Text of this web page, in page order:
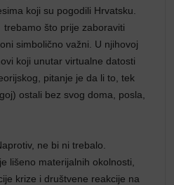
koji su pogodili Hrvatsku.
što prije zaboraviti
simbolično važni. U njihovoj
koji unutar virtualne datosti
pitanje je da li to, tek
ostali bez svog doma, posla,
ne bi ni trebalo.
lišeno materijalnih okolnosti,
krize i društvene reakcije na